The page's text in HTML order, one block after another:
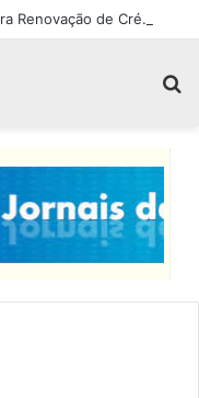
Empreender PB abre inscrições para Renovação de Crédito